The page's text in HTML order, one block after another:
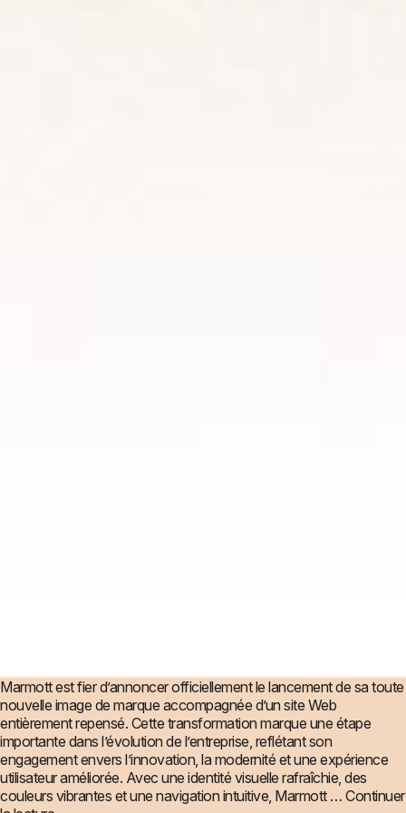
Marmott est fier d’annoncer officiellement le lancement de sa toute
nouvelle image de marque accompagnée d’un site Web
entièrement repensé. Cette transformation marque une étape
importante dans l’évolution de l’entreprise, reflétant son
engagement envers l’innovation, la modernité et une expérience
utilisateur améliorée. Avec une identité visuelle rafraîchie, des
couleurs vibrantes et une navigation intuitive, Marmott … Continuer